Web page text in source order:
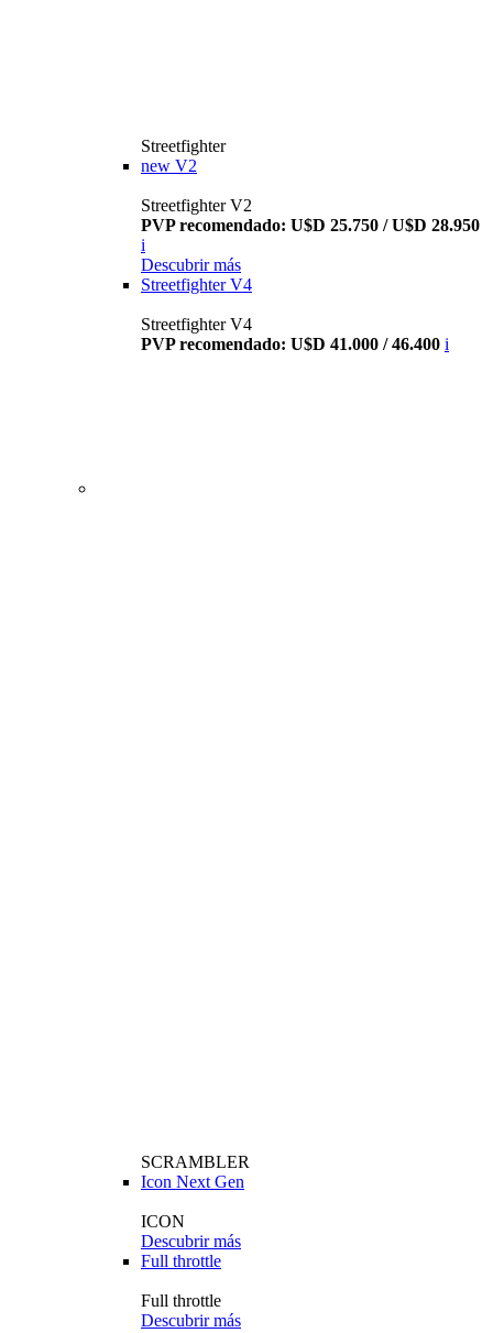
Streetfighter
new V2
Streetfighter V2
PVP recomendado: U$D 25.750 / U$D 28.950
i
Descubrir más
Streetfighter V4
Streetfighter V4
PVP recomendado: U$D 41.000 / 46.400 i
SCRAMBLER
Icon Next Gen
ICON
Descubrir más
Full throttle
Full throttle
Descubrir más